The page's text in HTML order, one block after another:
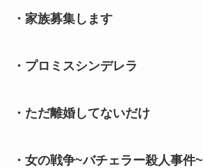
・家族募集します
・プロミスシンデレラ
・ただ離婚してないだけ
・女の戦争~バチェラー殺人事件~